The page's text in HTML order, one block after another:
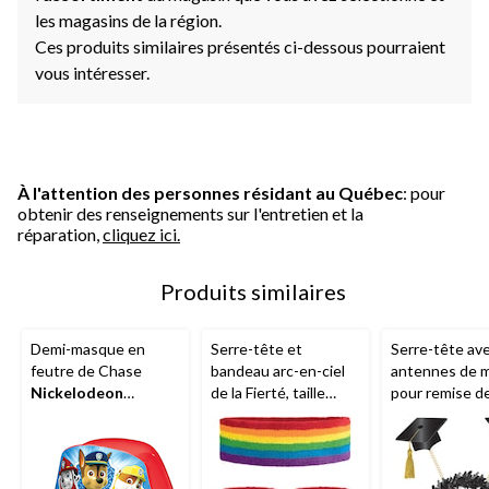
les magasins de la région.
Ces produits similaires présentés ci-dessous pourraient
vous intéresser.
À l'attention des personnes résidant au Québec: pour
obtenir des renseignements sur l'entretien et la
réparation, cliquez ici.
Produits similaires
Demi-masque en
feutre de Chase
Nickelodeon
brun/bleu, taille
unique, accessoire de
costume à porter
Serre-tête et
bandeau arc-en-ciel
de la Fierté, taille
unique, paq. 3
Serre-tête
antennes de
pour remise
diplômes, noir